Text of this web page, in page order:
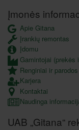
Įmonės
Apie Gitana
Įrankių remontas
Įdomu
Gamintojai (prekės
Renginiai ir parodos
Karjera
Kontaktai
Naudinga
UAB „Gitana“